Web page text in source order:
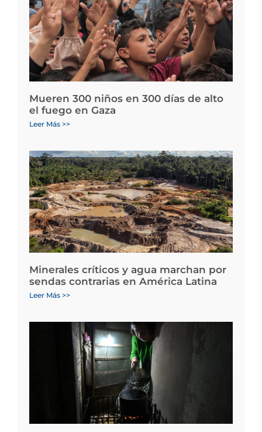
Mueren 300 niños en 300 días de alto
el fuego en Gaza
Leer Más >>
Minerales críticos y agua marchan por
sendas contrarias en América Latina
Leer Más >>